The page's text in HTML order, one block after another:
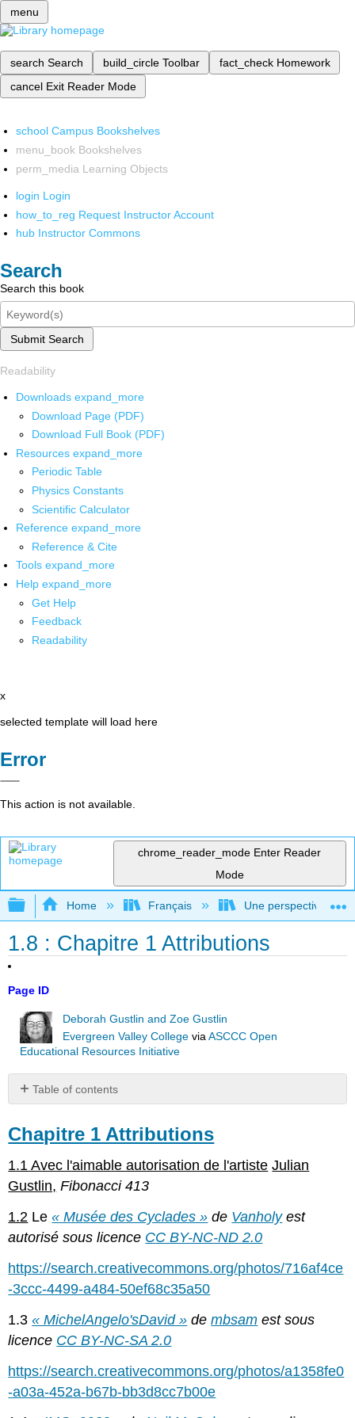
menu
search Search build_circle Toolbar fact_check Homework
cancel Exit Reader Mode
school Campus Bookshelves
menu_book Bookshelves
perm_media Learning Objects
login Login
how_to_reg Request Instructor Account
hub Instructor Commons
Search
Search this book
Submit Search
Readability
Downloads expand_more
Download Page (PDF)
Download Full Book (PDF)
Resources expand_more
Periodic Table
Physics Constants
Scientific Calculator
Reference expand_more
Reference & Cite
Tools expand_more
Help expand_more
Get Help
Feedback
Readability
x
selected template will load here
Error
This action is not available.
chrome_reader_mode Enter Reader
Mode
Expand/collapse global hierarchy
Home Français Une perspective
1.8 : Chapitre 1 Attributions
Page ID
Deborah Gustlin and Zoe Gustlin
Evergreen Valley College viaASCCC Open
Educational Resources Initiative
Table of contents
Attributions
Chapitre 1 Attributions
1.1 Avec l'aimable autorisation de l'artiste Julian
Gustlin, Fibonacci 413
1.2 Le« Musée des Cyclades » de Vanholyest
autorisé sous licence CC BY-NC-ND 2.0
https://search.creativecommons.org/photos/716af4ce
-3ccc-4499-a484-50ef68c35a50
1.3« MichelAngelo'sDavid » dembsam est sous
licence CC BY-NC-SA 2.0
https://search.creativecommons.org/photos/a1358fe0
-a03a-452a-b67b-bb3d8cc7b00e